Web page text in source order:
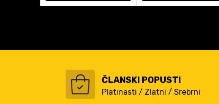
ČLANSKI POPUSTI
Platinasti / Zlatni / Srebrni